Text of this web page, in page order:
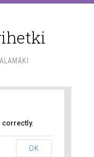
correctly.
OK